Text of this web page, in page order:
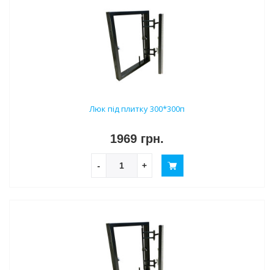
Люк під плитку 300*300п
1969 грн.
- +